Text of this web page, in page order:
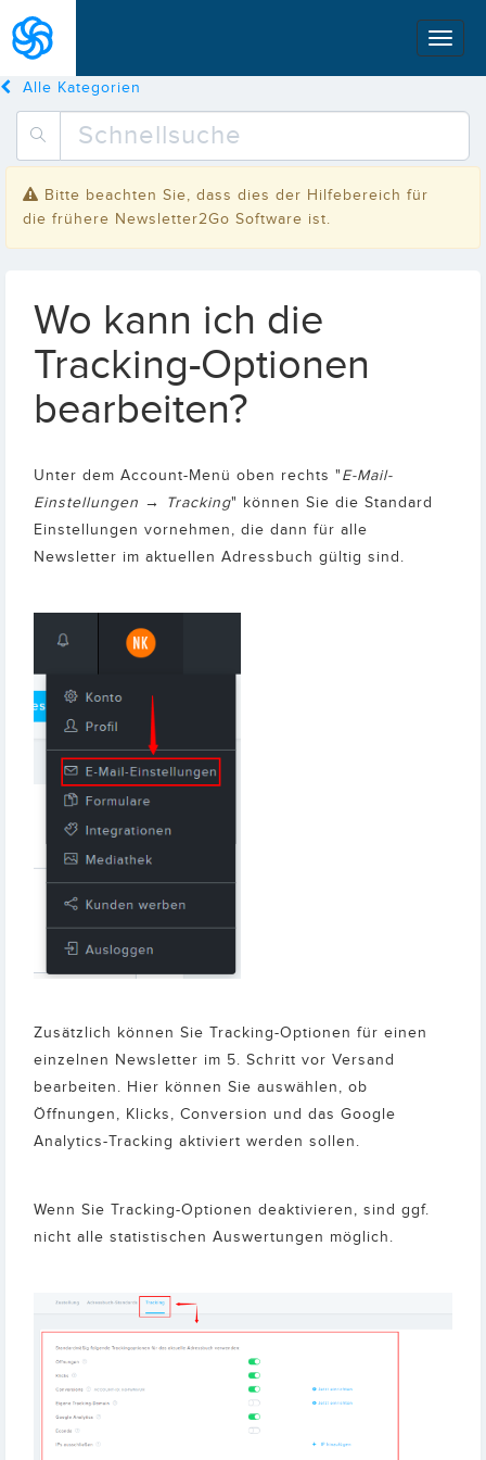
Alle Kategorien
Bitte beachten Sie, dass dies der Hilfebereich für
die frühere Newsletter2Go Software ist.
Wo kann ich die
Tracking-Optionen
bearbeiten?
Unter dem Account-Menü oben rechts "E-Mail-
Einstellungen → Tracking" können Sie die Standard
Einstellungen vornehmen, die dann für alle
Newsletter im aktuellen Adressbuch gültig sind.
Zusätzlich können Sie Tracking-Optionen für einen
einzelnen Newsletter im 5. Schritt vor Versand
bearbeiten. Hier können Sie auswählen, ob
Öffnungen, Klicks, Conversion und das Google
Analytics-Tracking aktiviert werden sollen.
Wenn Sie Tracking-Optionen deaktivieren, sind ggf.
nicht alle statistischen Auswertungen möglich.